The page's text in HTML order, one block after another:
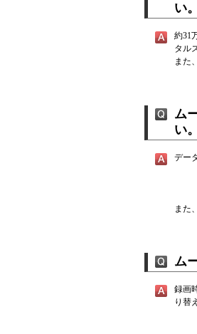
い。
約31
タル
また
ム
い。
デー
メ
高
長
また
ム
録画
り替